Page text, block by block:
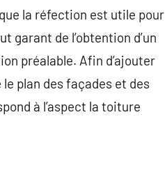
la réfection est utile pour
garant de l’obtention d’un
préalable. Afin d’ajouter
plan des façades et des
à l’aspect la toiture